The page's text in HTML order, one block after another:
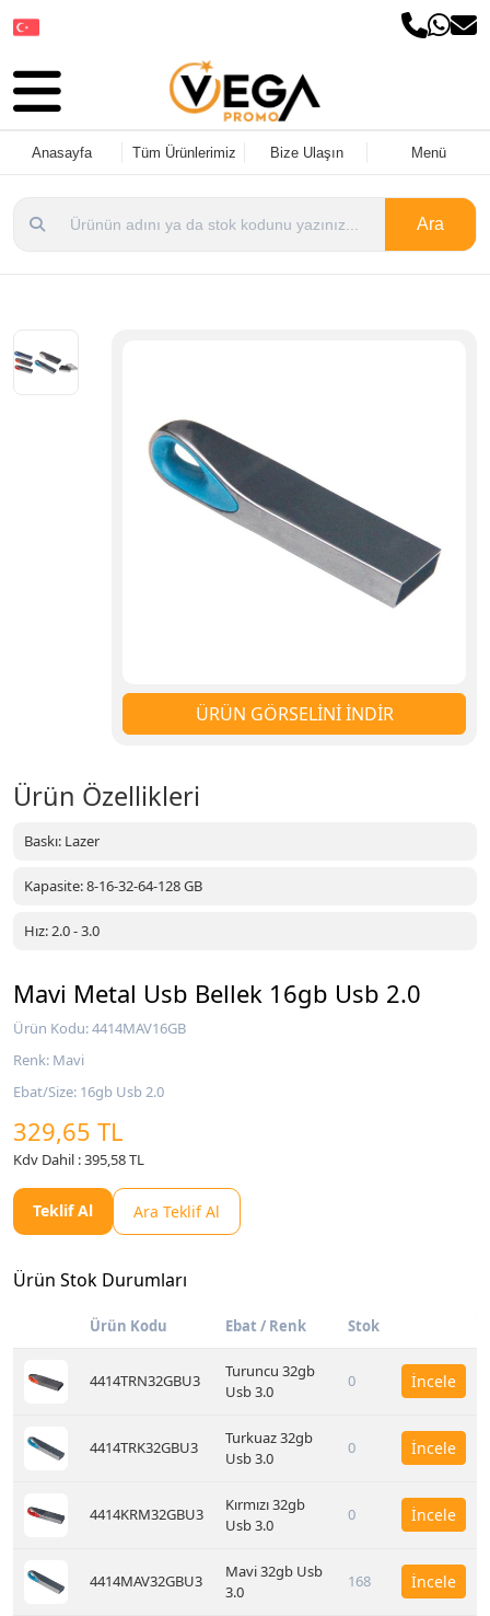
Anasayfa Tüm Ürünlerimiz Bize Ulaşın Menü
Ara
ÜRÜN GÖRSELİNİ İNDİR
Ürün Özellikleri
Baskı: Lazer
Kapasite: 8-16-32-64-128 GB
Hız: 2.0 - 3.0
Mavi Metal Usb Bellek 16gb Usb 2.0
Ürün Kodu: 4414MAV16GB
Renk: Mavi
Ebat/Size: 16gb Usb 2.0
329,65 TL
Kdv Dahil : 395,58 TL
Teklif Al Ara Teklif Al
Ürün Stok Durumları
Ürün Kodu Ebat / Renk Stok
4414TRN32GBU3
Turuncu 32gb
Usb 3.0
0 İncele
4414TRK32GBU3
Turkuaz 32gb
Usb 3.0
0 İncele
4414KRM32GBU3
Kırmızı 32gb
Usb 3.0
0 İncele
4414MAV32GBU3
Mavi 32gb Usb
3.0
168 İncele